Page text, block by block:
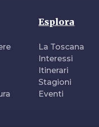
Esplora
La Toscana
Interessi
Itinerari
Stagioni
Eventi